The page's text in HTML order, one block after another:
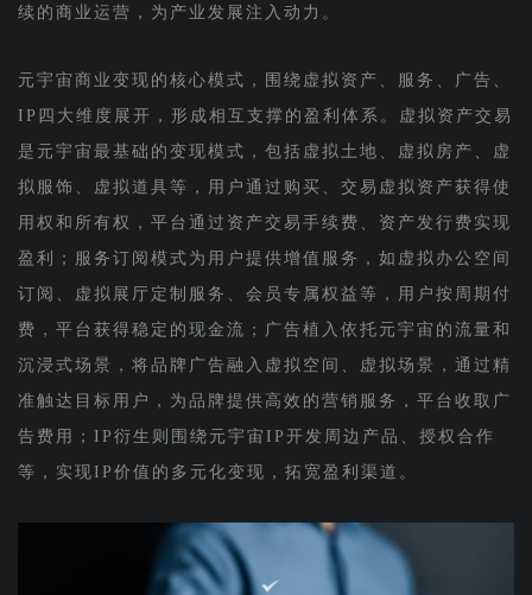
续的商业运营，为产业发展注入动力。
元宇宙商业变现的核心模式，围绕虚拟资产、服务、广告、
IP四大维度展开，形成相互支撑的盈利体系。虚拟资产交易
是元宇宙最基础的变现模式，包括虚拟土地、虚拟房产、虚
拟服饰、虚拟道具等，用户通过购买、交易虚拟资产获得使
用权和所有权，平台通过资产交易手续费、资产发行费实现
盈利；服务订阅模式为用户提供增值服务，如虚拟办公空间
订阅、虚拟展厅定制服务、会员专属权益等，用户按周期付
费，平台获得稳定的现金流；广告植入依托元宇宙的流量和
沉浸式场景，将品牌广告融入虚拟空间、虚拟场景，通过精
准触达目标用户，为品牌提供高效的营销服务，平台收取广
告费用；IP衍生则围绕元宇宙IP开发周边产品、授权合作
等，实现IP价值的多元化变现，拓宽盈利渠道。